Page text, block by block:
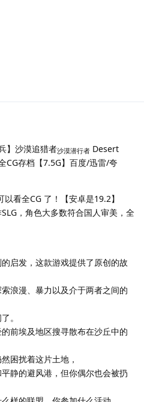
】沙漠追猎者沙漠潜行者 Desert
CG存档【7.5G】百度/迅雷/夸
看全CG 了！【安卓是19.2】
，角色大多数符合国人审美，全
启发，这款游戏提供了原创的故
浪漫、暴力以及介于两者之间的
。
前埃及地区搜寻散布在沙丘中的
困扰着这片土地，
静的避风港，但你偶尔也会被扔